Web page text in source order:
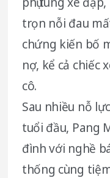
trọn nỗi đau
chứng kiến bố
nợ, kể cả chiếc
cô.
​​Sau nhiều nỗ
tuổi đầu, Pang
đình với nghề
thống cùng